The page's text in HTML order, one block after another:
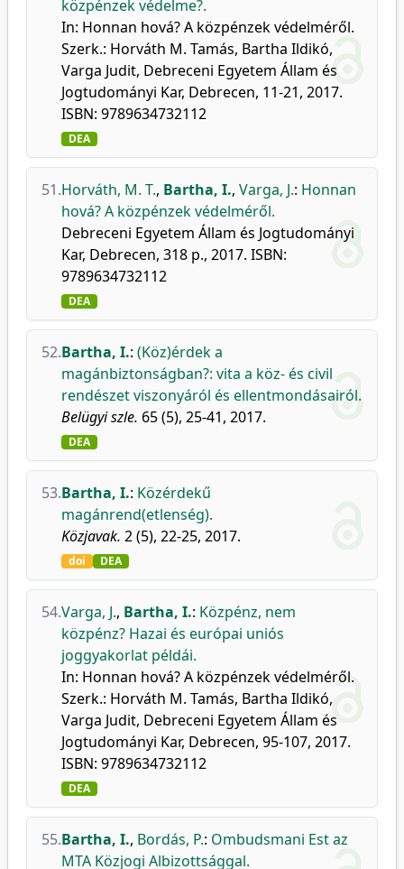
közpénzek védelme?.
In: Honnan hová? A közpénzek védelméről.
Szerk.: Horváth M. Tamás, Bartha Ildikó,
Varga Judit, Debreceni Egyetem Állam és
Jogtudományi Kar, Debrecen, 11-21, 2017.
ISBN: 9789634732112
DEA
51.Horváth, M. T., Bartha, I., Varga, J.: Honnan
hová? A közpénzek védelméről.
Debreceni Egyetem Állam és Jogtudományi
Kar, Debrecen, 318 p., 2017. ISBN:
9789634732112
DEA
52.Bartha, I.: (Köz)érdek a
magánbiztonságban?: vita a köz- és civil
rendészet viszonyáról és ellentmondásairól.
Belügyi szle. 65 (5), 25-41, 2017.
DEA
53.Bartha, I.: Közérdekű
magánrend(etlenség).
Közjavak. 2 (5), 22-25, 2017.
doi DEA
54.Varga, J., Bartha, I.: Közpénz, nem
közpénz? Hazai és európai uniós
joggyakorlat példái.
In: Honnan hová? A közpénzek védelméről.
Szerk.: Horváth M. Tamás, Bartha Ildikó,
Varga Judit, Debreceni Egyetem Állam és
Jogtudományi Kar, Debrecen, 95-107, 2017.
ISBN: 9789634732112
DEA
55.Bartha, I., Bordás, P.: Ombudsmani Est az
MTA Közjogi Albizottsággal.